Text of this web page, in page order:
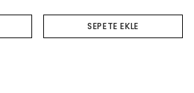
SEPETE EKLE